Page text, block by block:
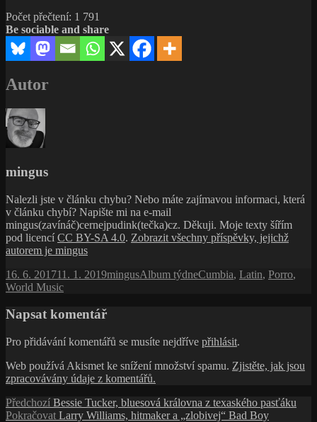
Počet přečtení: 1 791
Be sociable and share
Autor
mingus
Nalezli jste v článku chybu? Nebo máte zajímavou informaci, která
v článku chybí? Napište mi na e-mail
mingus(zavínáč)cernejpudink(tečka)cz. Děkuji. Moje texty šířím
pod licencí CC BY-SA 4.0. Zobrazit všechny příspěvky, jejichž
autorem je mingus
Publikováno:
16. 6. 201711. 1. 2019Autor:
mingusRubriky:
Album týdneŠtítky:
Cumbia, Latin, Porro,
World Music
Napsat komentář
Pro přidávání komentářů se musíte nejdříve přihlásit.
Web používá Akismet ke snížení množství spamu. Zjistěte, jak jsou
zpracovávány údaje z komentářů.
Navigace
Předchozí Předchozí
příspěvek:
Bessie Tucker, bluesová královna z texaského pasťáku
Pokračovat Následující
Larry Williams, hitmaker a „zlobivej“ Bad Boy